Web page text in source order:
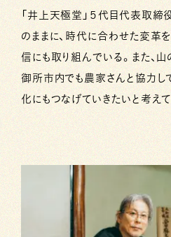
「井上天極堂」５代目代表取
のままに、時代に合わせた変革
信にも取り組んでいる。また、山
御所市内でも農家さんと協力
化にもつなげていきたいと考えて